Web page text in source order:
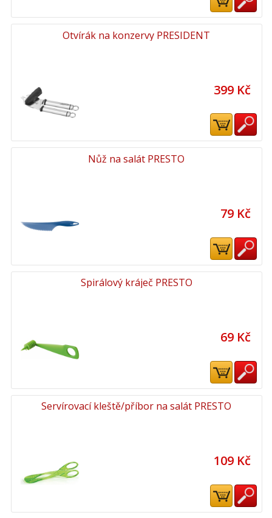
Otvírák na konzervy PRESIDENT
399 Kč
Nůž na salát PRESTO
79 Kč
Spirálový kráječ PRESTO
69 Kč
Servírovací kleště/příbor na salát PRESTO
109 Kč